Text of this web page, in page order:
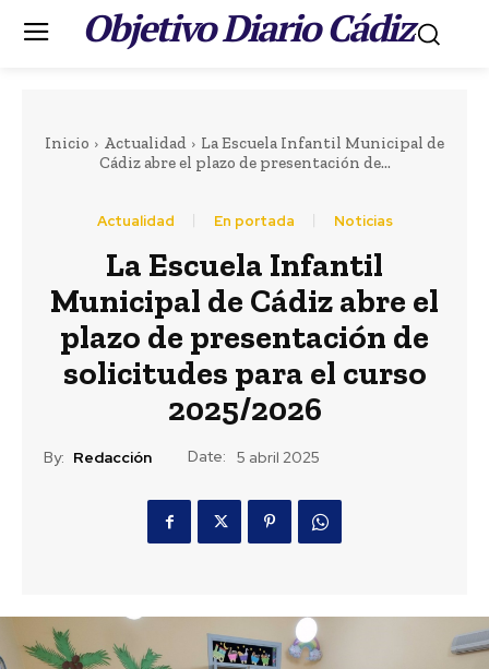
Portada
Actualidad
EEUU vuelve a atacar
al Gobierno español
por la crisis de Ceuta
Última prueba para el Cádiz en la
pretemporada en su Trofeo
de Rivero entran en su fase final
Actualidad 52 minutos ago
Objetivo Diario Cádiz.
Inicio Actualidad
La Escuela Infantil Municipal de
Cádiz abre el plazo de presentación de...
Actualidad En portada Noticias
La Escuela Infantil
Municipal de Cádiz abre el
plazo de presentación de
solicitudes para el curso
2025/2026
By: Redacción Date: 5 abril 2025